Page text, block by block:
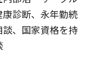
診断、永年勤続
、国家資格を持